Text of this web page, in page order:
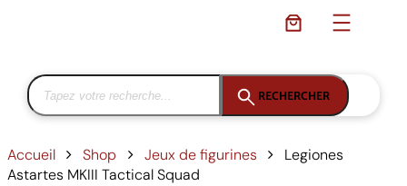
RECHERCHER
Accueil Shop Jeux de figurines
Legiones
Astartes MKIII Tactical Squad